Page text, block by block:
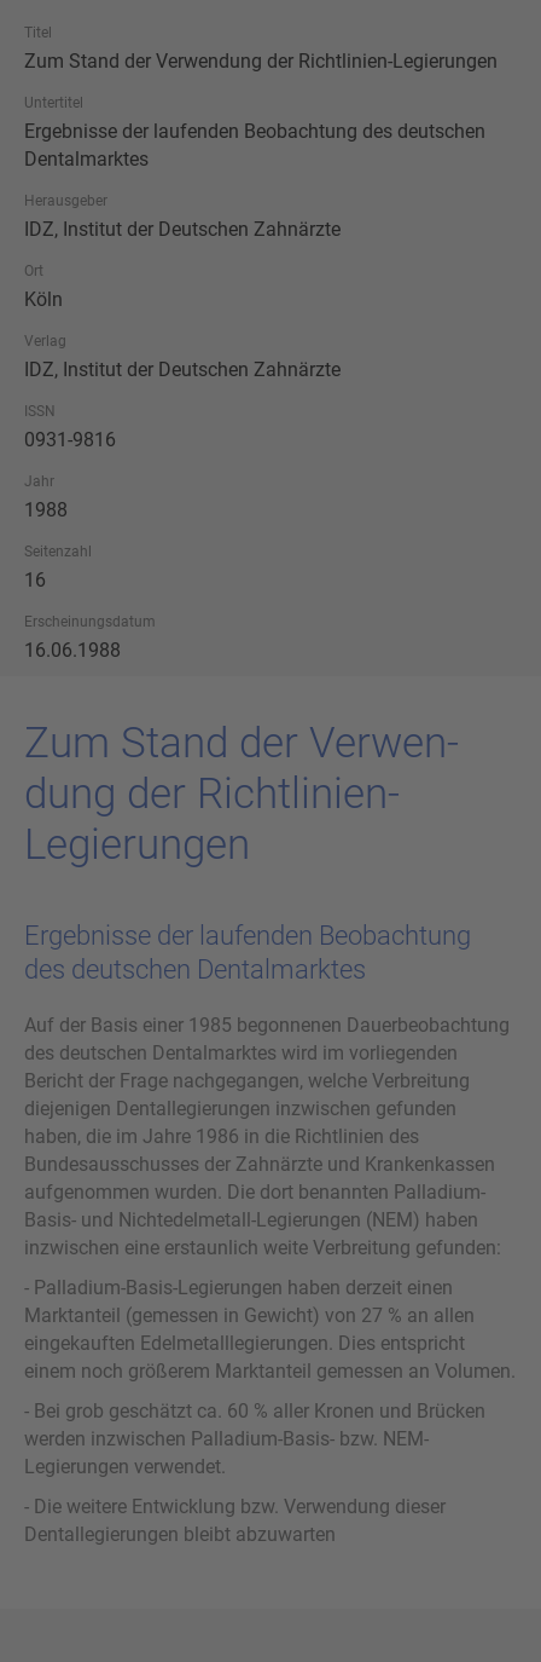
Titel
Zum Stand der Verwendung der Richtlinien-Legierungen
Untertitel
Ergebnisse der laufenden Beobachtung des deutschen
Dentalmarktes
Herausgeber
IDZ, Institut der Deutschen Zahnärzte
Ort
Köln
Verlag
IDZ, Institut der Deutschen Zahnärzte
ISSN
0931-9816
Jahr
1988
Seitenzahl
16
Erscheinungsdatum
16.06.1988
Zum Stand der Ver­wen­
dung der Richtlinien-​
Legierungen
Ergebnisse der laufenden Beobachtung
des deutschen Dentalmarktes
Auf der Basis einer 1985 begonnenen Dauerbeobachtung
des deutschen Dentalmarktes wird im vorliegenden
Bericht der Frage nachgegangen, welche Verbreitung
diejenigen Dentallegierungen inzwischen gefunden
haben, die im Jahre 1986 in die Richtlinien des
Bundesausschusses der Zahnärzte und Krankenkassen
aufgenommen wurden. Die dort benannten Palladium-
Basis- und Nichtedelmetall-Legierungen (NEM) haben
inzwischen eine erstaunlich weite Verbreitung gefunden:
- Palladium-Basis-Legierungen haben derzeit einen
Marktanteil (gemessen in Gewicht) von 27 % an allen
eingekauften Edelmetalllegierungen. Dies entspricht
einem noch größerem Marktanteil gemessen an Volumen.
- Bei grob geschätzt ca. 60 % aller Kronen und Brücken
werden inzwischen Palladium-Basis- bzw. NEM-
Legierungen verwendet.
- Die weitere Entwicklung bzw. Verwendung dieser
Dentallegierungen bleibt abzuwarten